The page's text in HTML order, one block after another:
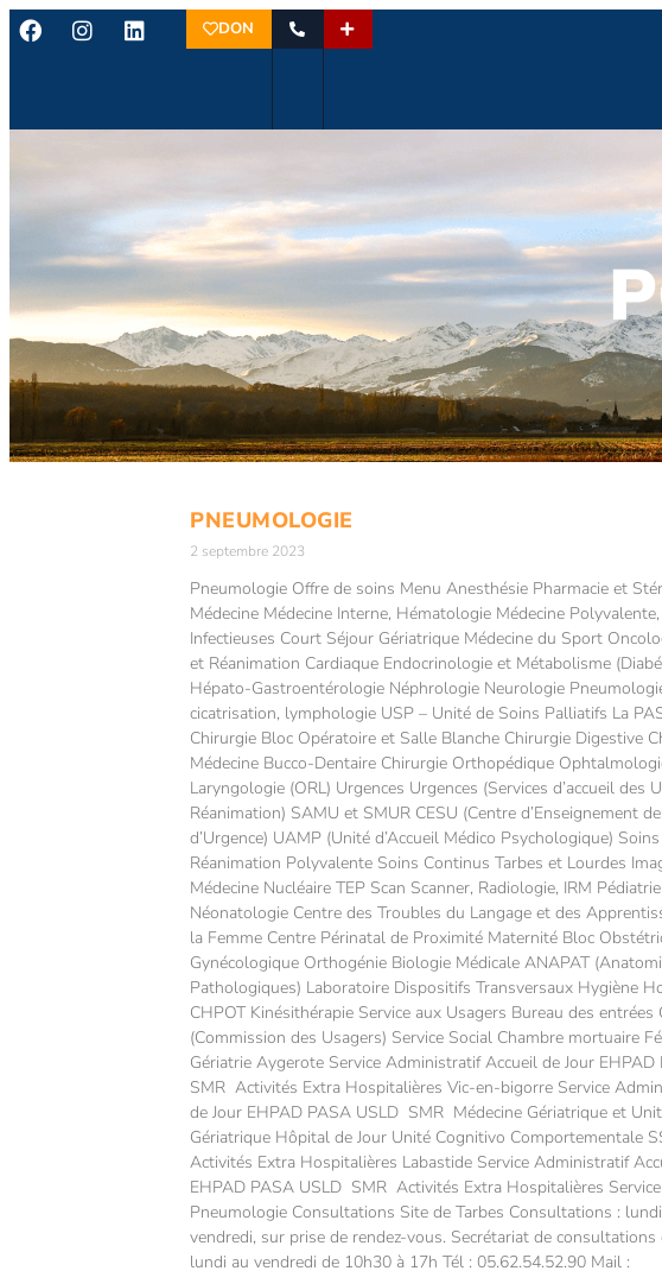
DON
PNEUMOLOGIE
2 septembre 2023
Pneumologie Offre de soins Menu Anesthésie Pharmacie et
Médecine Médecine Interne, Hématologie Médecine
Infectieuses Court Séjour Gériatrique Médecine du Sport
et Réanimation Cardiaque Endocrinologie et Métabolisme
Hépato-Gastroentérologie Néphrologie Neurologie
cicatrisation, lymphologie USP – Unité de Soins Palliatifs La
Chirurgie Bloc Opératoire et Salle Blanche Chirurgie Digestive
Médecine Bucco-Dentaire Chirurgie Orthopédique
Laryngologie (ORL) Urgences Urgences (Services d’accueil des
Réanimation) SAMU et SMUR CESU (Centre d’Enseignement
d’Urgence) UAMP (Unité d’Accueil Médico Psychologique)
Réanimation Polyvalente Soins Continus Tarbes et Lourdes
Médecine Nucléaire TEP Scan Scanner, Radiologie, IRM
Néonatologie Centre des Troubles du Langage et des
la Femme Centre Périnatal de Proximité Maternité Bloc
Gynécologique Orthogénie Biologie Médicale ANAPAT
Pathologiques) Laboratoire Dispositifs Transversaux Hygiène
CHPOT Kinésithérapie Service aux Usagers Bureau des entrées
(Commission des Usagers) Service Social Chambre mortuaire
Gériatrie Aygerote Service Administratif Accueil de Jour EHPAD
SMR Activités Extra Hospitalières Vic-en-bigorre Service
de Jour EHPAD PASA USLD SMR Médecine Gériatrique et
Gériatrique Hôpital de Jour Unité Cognitivo Comportementale
Activités Extra Hospitalières Labastide Service Administratif
EHPAD PASA USLD SMR Activités Extra Hospitalières
Pneumologie Consultations Site de Tarbes Consultations :
vendredi, sur prise de rendez-vous. Secrétariat de consultations
lundi au vendredi de 10h30 à 17h Tél : 05.62.54.52.90 Mail :